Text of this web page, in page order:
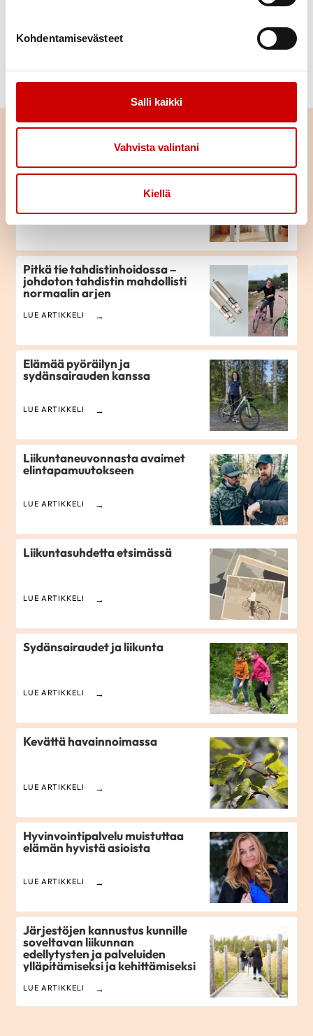
Kohdentamisevästeet
Salli kaikki
Vahvista valintani
Kiellä
terveyspsykologi ja tutkija Kaisa Kasevan
Lue seuraavaksi
Istuminen kuormittaa myös
sydäntä – näin työpäivään saa
Pitkä tie tahdistinhoidossa –
johdoton tahdistin mahdollisti
normaalin arjen
LUE ARTIKKELI
Elämää pyöräilyn ja
sydänsairauden kanssa
LUE ARTIKKELI
Liikuntaneuvonnasta avaimet
elintapamuutokseen
LUE ARTIKKELI
Liikuntasuhdetta etsimässä
LUE ARTIKKELI
Sydänsairaudet ja liikunta
LUE ARTIKKELI
Kevättä havainnoimassa
LUE ARTIKKELI
Hyvinvointipalvelu muistuttaa
elämän hyvistä asioista
LUE ARTIKKELI
Järjestöjen kannustus kunnille
soveltavan liikunnan
edellytysten ja palveluiden
ylläpitämiseksi ja kehittämiseksi
LUE ARTIKKELI